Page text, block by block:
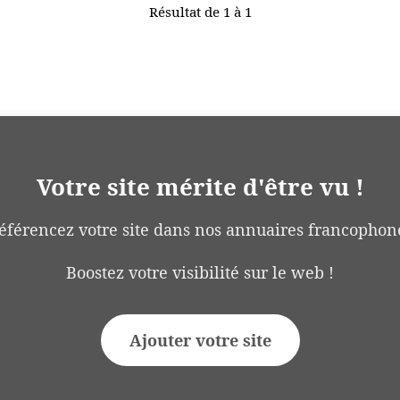
Résultat de 1 à 1
Votre site mérite d'être vu !
votre site dans nos annuaires
Boostez votre visibilité sur le web !
Ajouter votre site